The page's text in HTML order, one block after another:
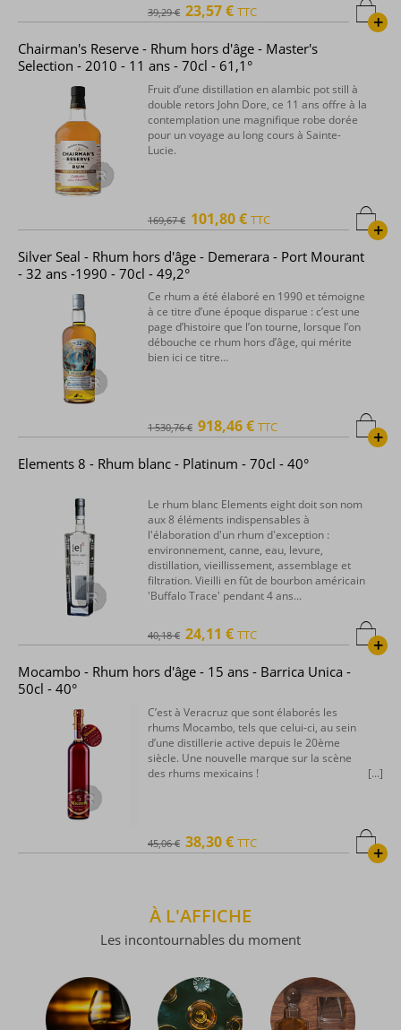
+
39,29 € 23,57 € TTC
Chairman's Reserve - Rhum hors d'âge - Master's
Selection - 2010 - 11 ans - 70cl - 61,1°
Fruit d’une distillation en alambic pot still à
double retors John Dore, ce 11 ans offre à la
contemplation une magnifique robe dorée
pour un voyage au long cours à Sainte-
Lucie.
+
169,67 € 101,80 € TTC
Silver Seal - Rhum hors d'âge - Demerara - Port Mourant
- 32 ans -1990 - 70cl - 49,2°
Ce rhum a été élaboré en 1990 et témoigne
à ce titre d’une époque disparue : c’est une
page d’histoire que l’on tourne, lorsque l’on
débouche ce rhum hors d’âge, qui mérite
bien ici ce titre…
+
1 530,76 € 918,46 € TTC
Elements 8 - Rhum blanc - Platinum - 70cl - 40°
Le rhum blanc Elements eight doit son nom
aux 8 éléments indispensables à
l'élaboration d'un rhum d'exception :
environnement, canne, eau, levure,
distillation, vieillissement, assemblage et
filtration. Vieilli en fût de bourbon américain
'Buffalo Trace' pendant 4 ans...
+
40,18 € 24,11 € TTC
Mocambo - Rhum hors d'âge - 15 ans - Barrica Unica -
50cl - 40°
C’est à Veracruz que sont élaborés les
rhums Mocambo, tels que celui-ci, au sein
d’une distillerie active depuis le 20ème
siècle. Une nouvelle marque sur la scène
des rhums mexicains !
+
45,06 € 38,30 € TTC
À L'AFFICHE
Les incontournables du moment